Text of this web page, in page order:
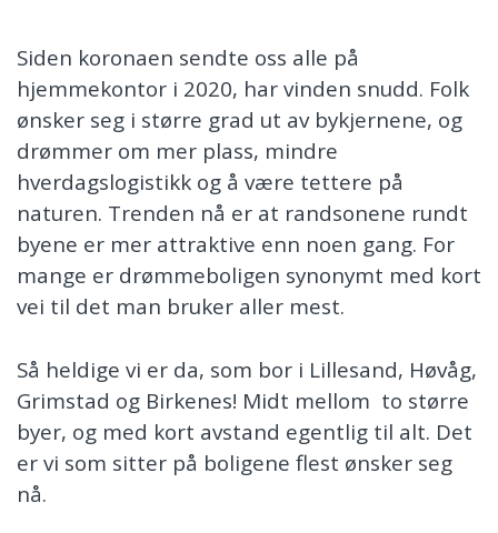
Siden koronaen sendte oss alle på
hjemmekontor i 2020, har vinden snudd. Folk
ønsker seg i større grad ut av bykjernene, og
drømmer om mer plass, mindre
hverdagslogistikk og å være tettere på
naturen. Trenden nå er at randsonene rundt
byene er mer attraktive enn noen gang. For
mange er drømmeboligen synonymt med kort
vei til det man bruker aller mest.
Så heldige vi er da, som bor i Lillesand, Høvåg,
Grimstad og Birkenes! Midt mellom to større
byer, og med kort avstand egentlig til alt. Det
er vi som sitter på boligene flest ønsker seg
nå.